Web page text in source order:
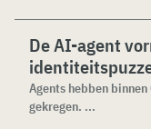
De AI-agent
Agents hebben
gekregen. ...